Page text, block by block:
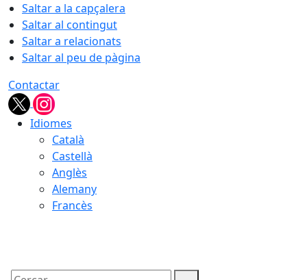
Saltar a la capçalera
Saltar al contingut
Saltar a relacionats
Saltar al peu de pàgina
Contactar
Idiomes
Català
Castellà
Anglès
Alemany
Francès